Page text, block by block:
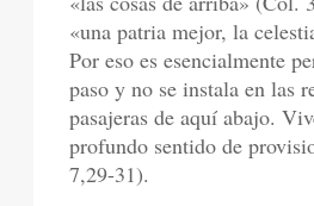
«una patria mejor, la
Por eso es esencialmente
paso y no se instala en las
pasajeras de aquí abajo.
profundo sentido de
7,29-31).